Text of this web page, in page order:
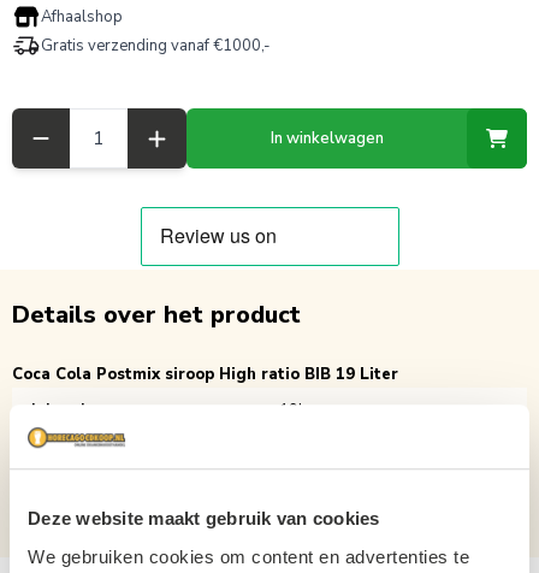
Deze website maakt gebruik van cookies
We gebruiken cookies om content en advertenties te
Afhaalshop
Gratis verzending vanaf €1000,-
In winkelwagen
Details over het product
Coca Cola Postmix siroop High ratio BIB 19 Liter
Inhoud
19L